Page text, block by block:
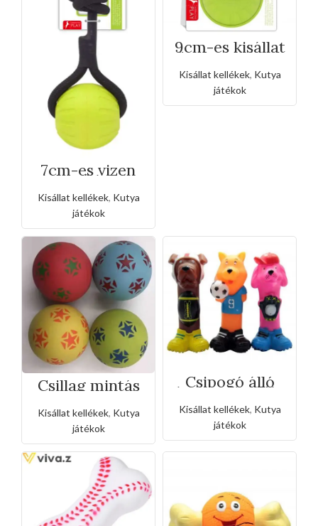
7cm-es vizen
lebegő labda
köteles fogóval
Kisállat kellékek, Kutya
játékok
9cm-es kisállat
tömör vizi labda
Kisállat kellékek, Kutya
játékok
Csillag mintás
tömör
gumilabda
Kisállat kellékek, Kutya
játékok
Csipogó álló
kutyusok-3féle
Kisállat kellékek, Kutya
játékok